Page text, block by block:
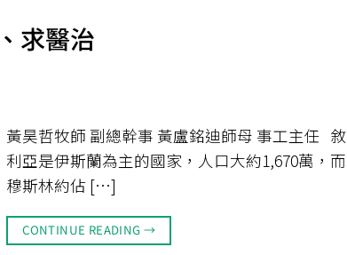
求醫治
黃昊哲牧師 副總幹事 黃盧銘迪師母 事工主任 敘
利亞是伊斯蘭為主的國家，人口大約1,670萬，而
穆斯林約佔 […]
CONTINUE READING →